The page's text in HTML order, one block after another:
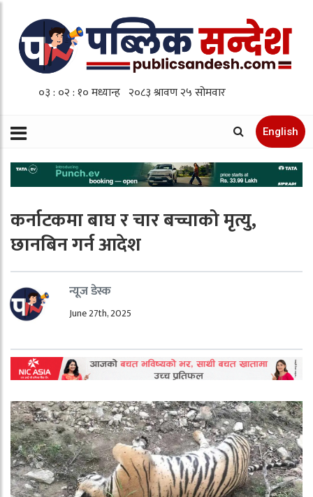
English
कर्नाटकमा बाघ र चार बच्चाको मृत्यु,
छानबिन गर्न आदेश
न्यूज डेस्क
June 27th, 2025